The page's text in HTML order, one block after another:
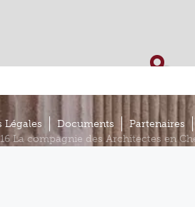
Légales Documents Partenaires
La compagnie des Architectes en